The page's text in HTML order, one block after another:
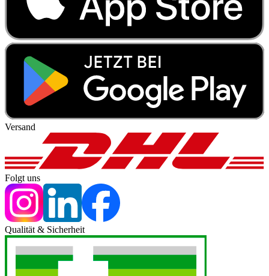
Versand
Folgt uns
Qualität & Sicherheit